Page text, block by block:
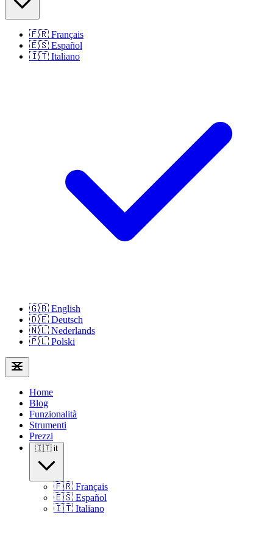
🇫🇷 Français
🇪🇸 Español
🇮🇹 Italiano
🇬🇧 English
🇩🇪 Deutsch
🇳🇱 Nederlands
🇵🇱 Polski
Home
Blog
Funzionalità
Strumenti
Prezzi
🇮🇹 it
🇫🇷 Français
🇪🇸 Español
🇮🇹 Italiano